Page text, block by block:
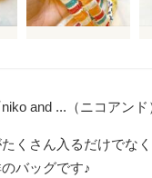
and ...（ニコアン
くさん入るだけでな
バッグです♪